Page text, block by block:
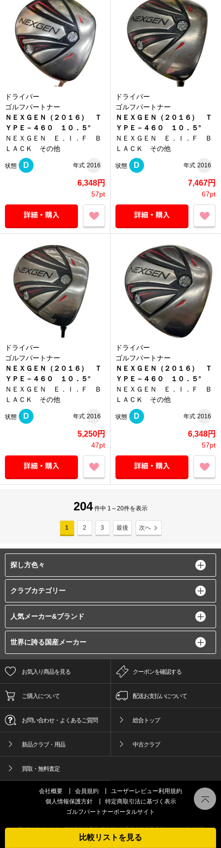
ドライバー
ゴルフパートナー
ＮＥＸＧＥＮ（２０１６） Ｔ
ＹＰＥ－４６０ １０．５°
ＮＥＸＧＥＮ Ｅ．Ｉ．Ｆ Ｂ
ＬＡＣＫ その他
状態 D 年式 2016
6,348円
57pt
ドライバー
ゴルフパートナー
ＮＥＸＧＥＮ（２０１６） Ｔ
ＹＰＥ－４６０ １０．５°
ＮＥＸＧＥＮ Ｅ．Ｉ．Ｆ Ｂ
ＬＡＣＫ その他
状態 D 年式 2016
7,467円
67pt
ドライバー
ゴルフパートナー
ＮＥＸＧＥＮ（２０１６） Ｔ
ＹＰＥ－４６０ １０．５°
ＮＥＸＧＥＮ Ｅ．Ｉ．Ｆ Ｂ
ＬＡＣＫ その他
状態 D 年式 2016
5,250円
47pt
ドライバー
ゴルフパートナー
ＮＥＸＧＥＮ（２０１６） Ｔ
ＹＰＥ－４６０ １０．５°
ＮＥＸＧＥＮ Ｅ．Ｉ．Ｆ Ｂ
ＬＡＣＫ その他
状態 D 年式 2016
6,348円
57pt
204 件中 1～20件を表示
1 2 3 最後 次へ
探し方色々
クラブカテゴリー
人気メーカー&ブランド
世界に誇る国産メーカー
お気入り商品を見る クーポンを確認する
ご購入について 配送お支払いについて
お問い合わせ・よくあるご質問 総合トップ
新品クラブ・用品 中古クラブ
買取・無料査定
会社概要 会員規約
ユーザーレビュー利用規約
個人情報保護方針
特定商取引法に基づく表示
ゴルフパートナーポータルサイト
(株)ゴルフパートナー古物商許可番号 東京都公安委員会許可番号第301089905447号
比較リストを見る